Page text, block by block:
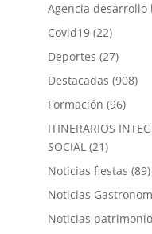
Agencia desarrollo
Covid19(22)
Deportes (27)
Destacadas (908)
Formación (96)
ITINERARIOS
SOCIAL(21)
Noticias fiestas (89)
Noticias
Noticias